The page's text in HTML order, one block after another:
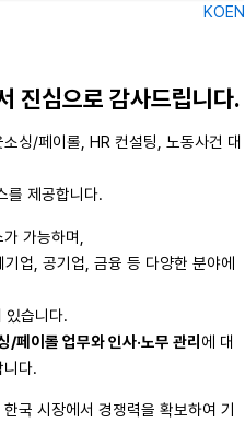
KOEN
진심으로 감사드립니다.
싱/페이롤, HR 컨설팅, 노동사건 대
를 제공합니다.
가능하며,
업, 공기업, 금융 등 다양한 분야에
있습니다.
페이롤 업무와 인사·노무 관리 에 대
다.
국 시장에서 경쟁력을 확보하여 기